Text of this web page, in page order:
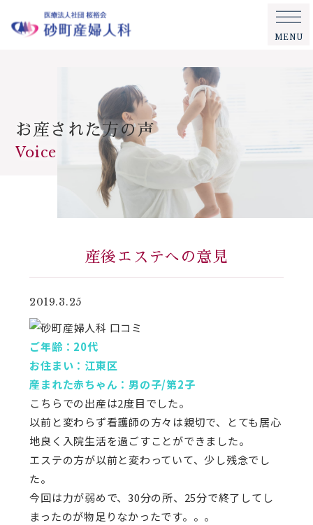
MENU
お産された方の声
Voice
産後エステへの意見
2019.3.25
ご年齢：20代
お住まい：江東区
産まれた赤ちゃん：男の子/第2子
こちらでの出産は2度目でした。
以前と変わらず看護師の方々は親切で、とても居心
地良く入院生活を過ごすことができました。
エステの方が以前と変わっていて、少し残念でし
た。
今回は力が弱めで、30分の所、25分で終了してし
まったのが物足りなかったです。。。